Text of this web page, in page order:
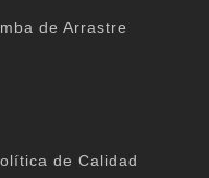
de Arrastre
de Calidad